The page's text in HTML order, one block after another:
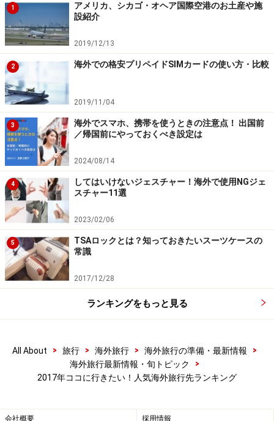
リガ歴史地区は旅情を醸す（画像提供：ラトビア政府観光
局）
バルト3国の一つラトビアは、「世界一美しい国」と称
され、ここ数年で注目度も急上昇しています。首都リガ
の旧市街地・リガ歴史地区は、世界遺産登録の美しい街
並みで、旅情を醸します。日本からのアクセスは、ヘル
シンキ経由がポピュラー。リガはヘルシンキから空路約
1時間とアクセスがよく、バルト3国の周遊型ツアーも造
成されています。これらの国々は可愛い手工芸品などシ
ョッピングも楽しく、新たなヨーロッパの旅の目的地と
して関心が高まっています。
（参考）ラトビア政府観光局のホームページ
グルメや美容で人気の韓国
ョンチャン）は、首都ソウルから車で約3時間の山岳地
1
アメリカ、シカゴ・オヘア国際空港のお土産や施
設紹介
2019/12/13
2 海外での格安プリペイドSIMカードの使い方・比較
2019/11/04
3
海外でスマホ、携帯を使うときの注意点！ 出国前
／帰国前にやっておくべき設定は
2024/08/14
4
してはいけないジェスチャー！海外で使用NGジェ
スチャー11選
2023/02/06
5
TSAロックとは？知っておきたいスーツケースの
常識
2017/12/28
ランキングをもっと見る
All About > 旅行 > 海外旅行 > 海外旅行の準備・最新情報
>
海外旅行最新情報・旬トピック
>
2017年ココに行きたい！人気海外旅行先ランキング
会社概要 採用情報